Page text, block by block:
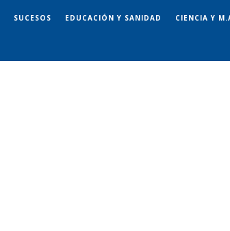
SUCESOS EDUCACIÓN Y SANIDAD CIENCIA Y